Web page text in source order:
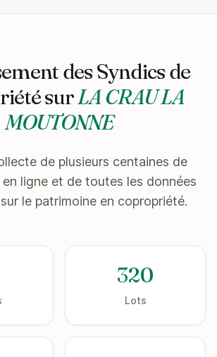
des Syndics de
surLA CRAU LA
MOUTONNE
de plusieurs centaines de
ligne et de toutes les données
le patrimoine en copropriété.
320
Lots